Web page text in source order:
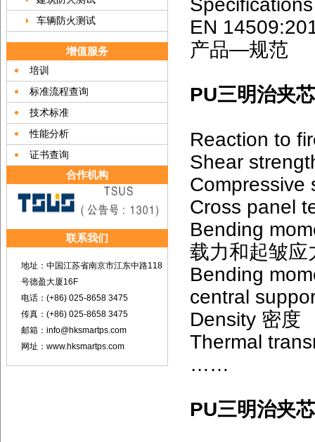
车辆防火测试
增值服务
培训
标准流程查询
技术标准
性能分析
证书查询
合作机构
联系我们
地址：中国江苏省南京市江东中路118
号德盈大厦16F
电话：(+86) 025-8658 3475
传真：(+86) 025-8658 3475
邮箱：info@hksmartps.com
网址：www.hksmartps.com
EN
产品—规范
PU三明治夹
Reaction to
Shear
Compressive
Cross panel
Bending
载力和起皱应
Bending
central
Density 密度
Thermal
……
PU三明治夹